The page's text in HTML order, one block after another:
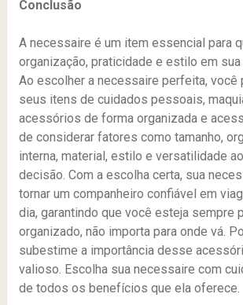
Conclusão
A necessaire é um item essencial para
organização, praticidade e estilo em
Ao escolher a necessaire perfeita, você
seus itens de cuidados pessoais,
acessórios de forma organizada e
de considerar fatores como tamanho,
interna, material, estilo e versatilidade
decisão. Com a escolha certa, sua
tornar um companheiro confiável em
dia, garantindo que você esteja sempre
organizado, não importa para onde vá.
subestime a importância desse
valioso. Escolha sua necessaire com
de todos os benefícios que ela oferece.